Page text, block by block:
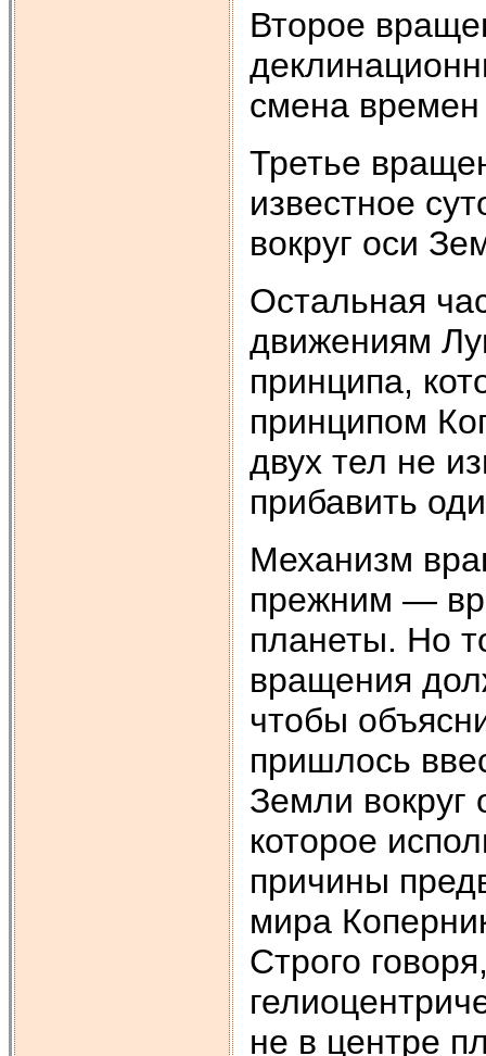
Второе
смена времен
Третье
известное
вокруг оси
Остальная
движениям
принципа,
принципом
двух тел не
прибавить
Механизм
прежним —
планеты. Но
вращения
чтобы
пришлось
Земли вокруг
которое
причины
мира
Строго
не в центре